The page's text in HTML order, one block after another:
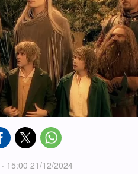
· 15:00 21/12/2024